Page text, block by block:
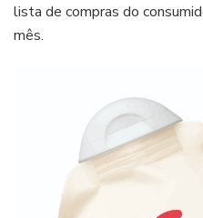
lista de compras do
mês.